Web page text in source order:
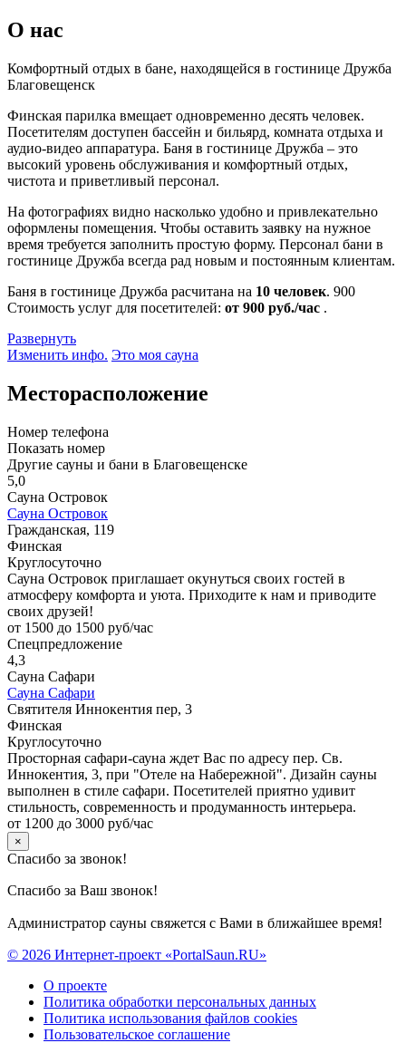
О нас
Комфортный отдых в бане, находящейся в гостинице Дружба
Благовещенск
Финская парилка вмещает одновременно десять человек.
Посетителям доступен бассейн и бильярд, комната отдыха и
аудио-видео аппаратура. Баня в гостинице Дружба – это
высокий уровень обслуживания и комфортный отдых,
чистота и приветливый персонал.
На фотографиях видно насколько удобно и привлекательно
оформлены помещения. Чтобы оставить заявку на нужное
время требуется заполнить простую форму. Персонал бани в
гостинице Дружба всегда рад новым и постоянным клиентам.
Баня в гостинице Дружба расчитана на 10 человек. 900
Стоимость услуг для посетителей: от 900 руб./час .
Развернуть
Изменить инфо. Это моя сауна
Месторасположение
Номер телефона
Показать номер
Другие сауны и бани в Благовещенске
5,0
Сауна Островок
Сауна Островок
Гражданская, 119
Финская
Круглосуточно
Сауна Островок приглашает окунуться своих гостей в
атмосферу комфорта и уюта. Приходите к нам и приводите
своих друзей!
от 1500 до 1500 руб/час
Спецпредложение
4,3
Сауна Сафари
Сауна Сафари
Святителя Иннокентия пер, 3
Финская
Круглосуточно
Просторная сафари-сауна ждет Вас по адресу пер. Св.
Иннокентия, 3, при "Отеле на Набережной". Дизайн сауны
выполнен в стиле сафари. Посетителей приятно удивит
стильность, современность и продуманность интерьера.
от 1200 до 3000 руб/час
×
Спасибо за звонок!
Спасибо за Ваш звонок!
Администратор сауны свяжется с Вами в ближайшее время!
© 2026 Интернет-проект «PortalSaun.RU»
О проекте
Политика обработки персональных данных
Политика использования файлов cookies
Пользовательское соглашение